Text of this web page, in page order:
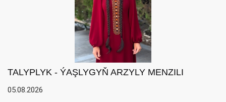
TALYPLYK - ÝAŞLYGYŇ ARZYLY MENZILI
05.08.2026